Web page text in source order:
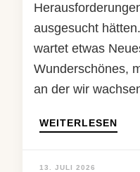
ausgesucht
wartet etwas
Wunderschönes,
an der wir
WEITERLESEN
13. JULI 2026